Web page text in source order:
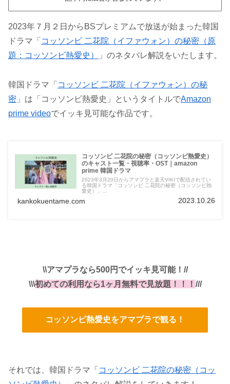
2023年７月２日からBSプレミアムで放送が始まった韓国
ドラマ「 コッソンビ 二花院（イファウォン）の秘密（原
題：コッソンビ熱愛史）
」のネタバレ解説をいたします。
韓国ドラマ「 コッソンビ 二花院（イファウォン）の秘
密 」は「コッソンビ熱愛史」というタイトルでAmazon
prime videoでイッキ見可能な作品です。
コッソンビ 二花院の秘密（コッソンビ熱愛史）
のキャスト一覧・視聴率・OST｜amazon
prime 韓国ドラマ
2023年3月20日からアマプラと楽天VIKIで配信されてい
る韓国ドラマ「コッソンビ 二花院の秘密（コッソンビ熱
愛史）」...
kankokuentame.com 2023.10.26
\\アマプラなら500円でイッキ見可能！//
\\\初めての利用なら1ヶ月無料で見放題！！！ ///
コッソンビ熱愛史をアマプラで観る！
それでは、韓国ドラマ「 コッソンビ 二花院の秘密（コッ